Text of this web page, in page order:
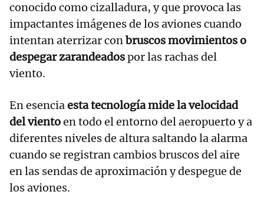
conocido como cizalladura, y que provoca las
impactantes imágenes de los aviones cuando
intentan aterrizar conbruscos movimientos o
despegar zarandeadospor las rachas del
viento.
En esenciaesta tecnología mide la velocidad
del vientoen todo el entorno del aeropuerto y a
diferentes niveles de altura saltando la alarma
cuando se registran cambios bruscos del aire
en las sendas de aproximación y despegue de
los aviones.